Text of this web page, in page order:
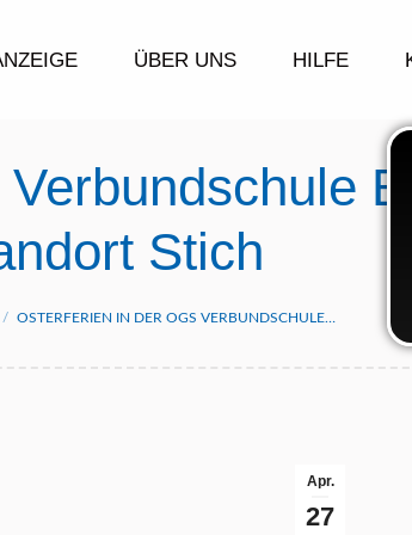
ÜBER UNS HILFE
Stich
OSTERFERIEN IN DER OGS VERBUNDSCHULE…
Apr.
27